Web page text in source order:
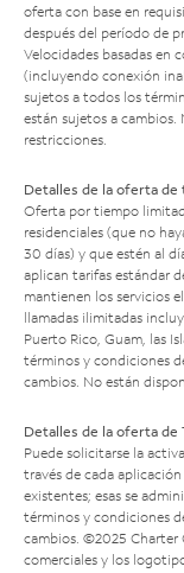
oferta con base en
después del período de
Velocidades basadas en
(incluyendo conexión
sujetos a todos los
están sujetos a cambios.
restricciones.
Detalles de la oferta
Oferta por tiempo
residenciales (que no
30 días) y que estén al
aplican tarifas estándar
mantienen los servicios
llamadas ilimitadas
Puerto Rico, Guam, las
términos y condiciones
cambios. No están
Detalles de la oferta de
Puede solicitarse la
través de cada
existentes; esas se
términos y condiciones
cambios. ©2025 Charter
comerciales y los